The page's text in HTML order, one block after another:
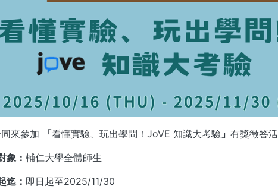
來參加 「看懂實驗、玩出學問！JoVE 知識大考驗」 有獎徵答
象： 輔仁大學全體師生
迄： 即日起至2025/11/30